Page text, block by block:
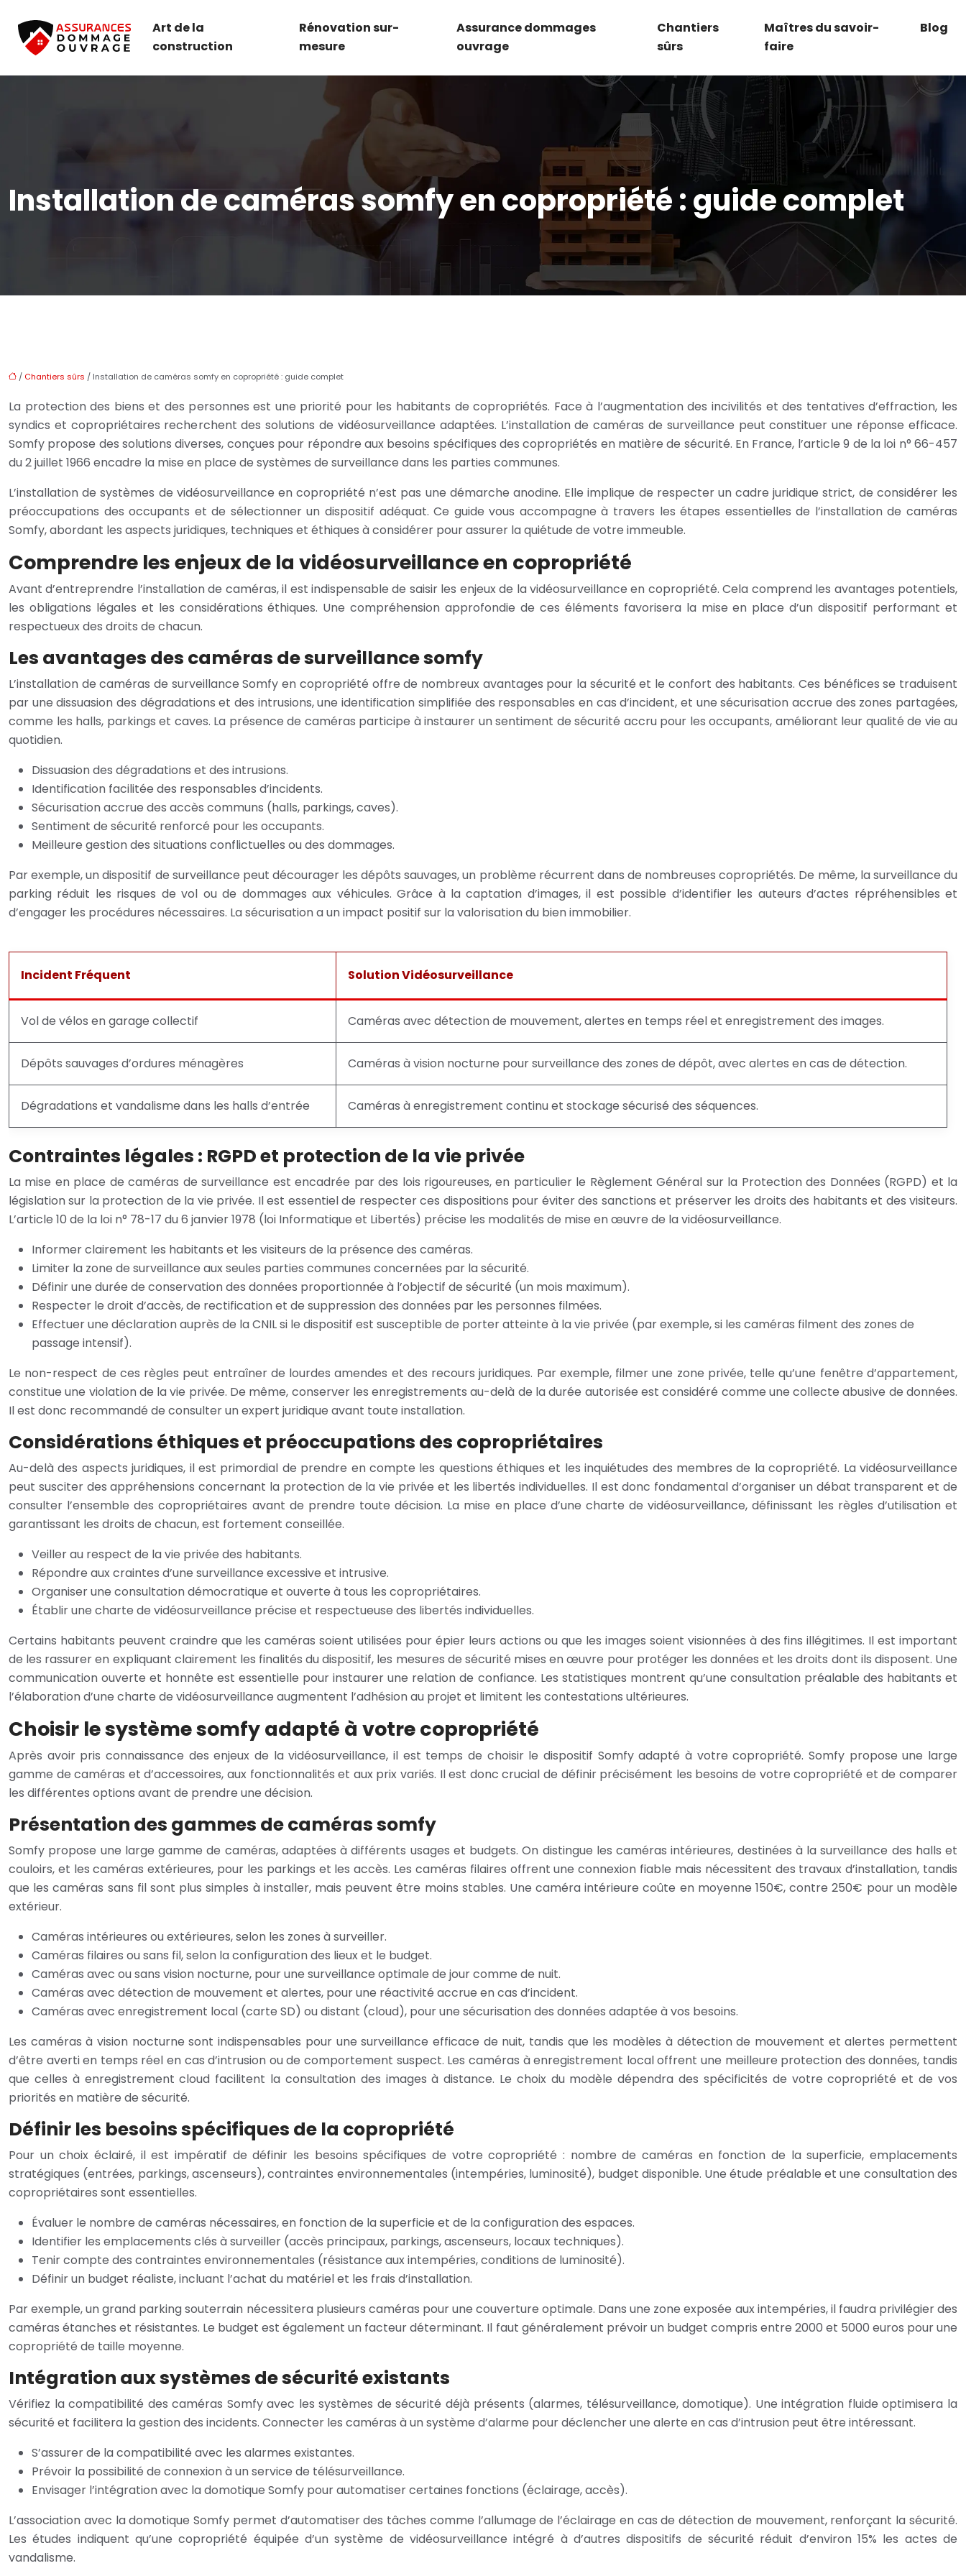
Art de la
construction
Rénovation sur-
mesure
Assurance dommages
ouvrage
Chantiers
sûrs
Maîtres du savoir-
faire
Blog
Installation de caméras somfy en copropriété : guide complet
/ Chantiers sûrs / Installation de caméras somfy en copropriété : guide complet
La protection des biens et des personnes est une priorité pour les habitants de copropriétés. Face à l’augmentation des incivilités et des tentatives d’effraction, les
syndics et copropriétaires recherchent des solutions de vidéosurveillance adaptées. L’installation de caméras de surveillance peut constituer une réponse efficace.
Somfy propose des solutions diverses, conçues pour répondre aux besoins spécifiques des copropriétés en matière de sécurité. En France, l’article 9 de la loi n° 66-457
du 2 juillet 1966 encadre la mise en place de systèmes de surveillance dans les parties communes.
L’installation de systèmes de vidéosurveillance en copropriété n’est pas une démarche anodine. Elle implique de respecter un cadre juridique strict, de considérer les
préoccupations des occupants et de sélectionner un dispositif adéquat. Ce guide vous accompagne à travers les étapes essentielles de l’installation de caméras
Somfy, abordant les aspects juridiques, techniques et éthiques à considérer pour assurer la quiétude de votre immeuble.
Comprendre les enjeux de la vidéosurveillance en copropriété
Avant d’entreprendre l’installation de caméras, il est indispensable de saisir les enjeux de la vidéosurveillance en copropriété. Cela comprend les avantages potentiels,
les obligations légales et les considérations éthiques. Une compréhension approfondie de ces éléments favorisera la mise en place d’un dispositif performant et
respectueux des droits de chacun.
Les avantages des caméras de surveillance somfy
L’installation de caméras de surveillance Somfy en copropriété offre de nombreux avantages pour la sécurité et le confort des habitants. Ces bénéfices se traduisent
par une dissuasion des dégradations et des intrusions, une identification simplifiée des responsables en cas d’incident, et une sécurisation accrue des zones partagées,
comme les halls, parkings et caves. La présence de caméras participe à instaurer un sentiment de sécurité accru pour les occupants, améliorant leur qualité de vie au
quotidien.
Dissuasion des dégradations et des intrusions.
Identification facilitée des responsables d’incidents.
Sécurisation accrue des accès communs (halls, parkings, caves).
Sentiment de sécurité renforcé pour les occupants.
Meilleure gestion des situations conflictuelles ou des dommages.
Par exemple, un dispositif de surveillance peut décourager les dépôts sauvages, un problème récurrent dans de nombreuses copropriétés. De même, la surveillance du
parking réduit les risques de vol ou de dommages aux véhicules. Grâce à la captation d’images, il est possible d’identifier les auteurs d’actes répréhensibles et
d’engager les procédures nécessaires. La sécurisation a un impact positif sur la valorisation du bien immobilier.
Incident Fréquent Solution Vidéosurveillance
Vol de vélos en garage collectif Caméras avec détection de mouvement, alertes en temps réel et enregistrement des images.
Dépôts sauvages d’ordures ménagères Caméras à vision nocturne pour surveillance des zones de dépôt, avec alertes en cas de détection.
Dégradations et vandalisme dans les halls d’entrée Caméras à enregistrement continu et stockage sécurisé des séquences.
Contraintes légales : RGPD et protection de la vie privée
La mise en place de caméras de surveillance est encadrée par des lois rigoureuses, en particulier le Règlement Général sur la Protection des Données (RGPD) et la
législation sur la protection de la vie privée. Il est essentiel de respecter ces dispositions pour éviter des sanctions et préserver les droits des habitants et des visiteurs.
L’article 10 de la loi n° 78-17 du 6 janvier 1978 (loi Informatique et Libertés) précise les modalités de mise en œuvre de la vidéosurveillance.
Informer clairement les habitants et les visiteurs de la présence des caméras.
Limiter la zone de surveillance aux seules parties communes concernées par la sécurité.
Définir une durée de conservation des données proportionnée à l’objectif de sécurité (un mois maximum).
Respecter le droit d’accès, de rectification et de suppression des données par les personnes filmées.
Effectuer une déclaration auprès de la CNIL si le dispositif est susceptible de porter atteinte à la vie privée (par exemple, si les caméras filment des zones de
passage intensif).
Le non-respect de ces règles peut entraîner de lourdes amendes et des recours juridiques. Par exemple, filmer une zone privée, telle qu’une fenêtre d’appartement,
constitue une violation de la vie privée. De même, conserver les enregistrements au-delà de la durée autorisée est considéré comme une collecte abusive de données.
Il est donc recommandé de consulter un expert juridique avant toute installation.
Considérations éthiques et préoccupations des copropriétaires
Au-delà des aspects juridiques, il est primordial de prendre en compte les questions éthiques et les inquiétudes des membres de la copropriété. La vidéosurveillance
peut susciter des appréhensions concernant la protection de la vie privée et les libertés individuelles. Il est donc fondamental d’organiser un débat transparent et de
consulter l’ensemble des copropriétaires avant de prendre toute décision. La mise en place d’une charte de vidéosurveillance, définissant les règles d’utilisation et
garantissant les droits de chacun, est fortement conseillée.
Veiller au respect de la vie privée des habitants.
Répondre aux craintes d’une surveillance excessive et intrusive.
Organiser une consultation démocratique et ouverte à tous les copropriétaires.
Établir une charte de vidéosurveillance précise et respectueuse des libertés individuelles.
Certains habitants peuvent craindre que les caméras soient utilisées pour épier leurs actions ou que les images soient visionnées à des fins illégitimes. Il est important
de les rassurer en expliquant clairement les finalités du dispositif, les mesures de sécurité mises en œuvre pour protéger les données et les droits dont ils disposent. Une
communication ouverte et honnête est essentielle pour instaurer une relation de confiance. Les statistiques montrent qu’une consultation préalable des habitants et
l’élaboration d’une charte de vidéosurveillance augmentent l’adhésion au projet et limitent les contestations ultérieures.
Choisir le système somfy adapté à votre copropriété
Après avoir pris connaissance des enjeux de la vidéosurveillance, il est temps de choisir le dispositif Somfy adapté à votre copropriété. Somfy propose une large
gamme de caméras et d’accessoires, aux fonctionnalités et aux prix variés. Il est donc crucial de définir précisément les besoins de votre copropriété et de comparer
les différentes options avant de prendre une décision.
Présentation des gammes de caméras somfy
Somfy propose une large gamme de caméras, adaptées à différents usages et budgets. On distingue les caméras intérieures, destinées à la surveillance des halls et
couloirs, et les caméras extérieures, pour les parkings et les accès. Les caméras filaires offrent une connexion fiable mais nécessitent des travaux d’installation, tandis
que les caméras sans fil sont plus simples à installer, mais peuvent être moins stables. Une caméra intérieure coûte en moyenne 150€, contre 250€ pour un modèle
extérieur.
Caméras intérieures ou extérieures, selon les zones à surveiller.
Caméras filaires ou sans fil, selon la configuration des lieux et le budget.
Caméras avec ou sans vision nocturne, pour une surveillance optimale de jour comme de nuit.
Caméras avec détection de mouvement et alertes, pour une réactivité accrue en cas d’incident.
Caméras avec enregistrement local (carte SD) ou distant (cloud), pour une sécurisation des données adaptée à vos besoins.
Les caméras à vision nocturne sont indispensables pour une surveillance efficace de nuit, tandis que les modèles à détection de mouvement et alertes permettent
d’être averti en temps réel en cas d’intrusion ou de comportement suspect. Les caméras à enregistrement local offrent une meilleure protection des données, tandis
que celles à enregistrement cloud facilitent la consultation des images à distance. Le choix du modèle dépendra des spécificités de votre copropriété et de vos
priorités en matière de sécurité.
Définir les besoins spécifiques de la copropriété
Pour un choix éclairé, il est impératif de définir les besoins spécifiques de votre copropriété : nombre de caméras en fonction de la superficie, emplacements
stratégiques (entrées, parkings, ascenseurs), contraintes environnementales (intempéries, luminosité), budget disponible. Une étude préalable et une consultation des
copropriétaires sont essentielles.
Évaluer le nombre de caméras nécessaires, en fonction de la superficie et de la configuration des espaces.
Identifier les emplacements clés à surveiller (accès principaux, parkings, ascenseurs, locaux techniques).
Tenir compte des contraintes environnementales (résistance aux intempéries, conditions de luminosité).
Définir un budget réaliste, incluant l’achat du matériel et les frais d’installation.
Par exemple, un grand parking souterrain nécessitera plusieurs caméras pour une couverture optimale. Dans une zone exposée aux intempéries, il faudra privilégier des
caméras étanches et résistantes. Le budget est également un facteur déterminant. Il faut généralement prévoir un budget compris entre 2000 et 5000 euros pour une
copropriété de taille moyenne.
Intégration aux systèmes de sécurité existants
Vérifiez la compatibilité des caméras Somfy avec les systèmes de sécurité déjà présents (alarmes, télésurveillance, domotique). Une intégration fluide optimisera la
sécurité et facilitera la gestion des incidents. Connecter les caméras à un système d’alarme pour déclencher une alerte en cas d’intrusion peut être intéressant.
S’assurer de la compatibilité avec les alarmes existantes.
Prévoir la possibilité de connexion à un service de télésurveillance.
Envisager l’intégration avec la domotique Somfy pour automatiser certaines fonctions (éclairage, accès).
L’association avec la domotique Somfy permet d’automatiser des tâches comme l’allumage de l’éclairage en cas de détection de mouvement, renforçant la sécurité.
Les études indiquent qu’une copropriété équipée d’un système de vidéosurveillance intégré à d’autres dispositifs de sécurité réduit d’environ 15% les actes de
vandalisme.